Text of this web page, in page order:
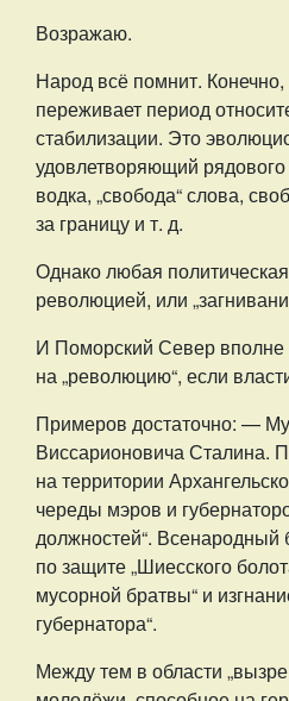
Возражаю.
Народ всё помнит. Конечно,
переживает период
стабилизации. Это
удовлетворяющий
водка, „свобода“ слова,
за границу и т. д.
Однако любая
революцией, или
И Поморский Север вполне
на „революцию“, если
Примеров достаточно: —
Виссарионовича Сталина.
на территории
череды мэров и
должностей“. Всенародный
по защите „Шиесского
мусорной братвы“ и
губернатора“.
Между тем в области